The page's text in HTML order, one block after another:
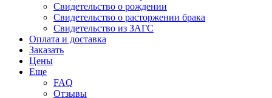
Свидетельство о рождении
Свидетельство о расторжении брака
Свидетельство из ЗАГС
Оплата и доставка
Заказать
Цены
Еще
FAQ
Отзывы